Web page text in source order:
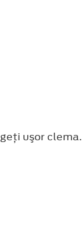
uşor clema.